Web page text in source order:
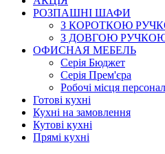
РОЗПАШНІ ШАФИ
З КОРОТКОЮ
З ДОВГОЮ
ОФИСНАЯ МЕБЕЛЬ
Серія Бюджет
Серія Прем'єра
Робочі місця
Готові кухні
Кухні на замовлення
Кутові кухні
Прямі кухні